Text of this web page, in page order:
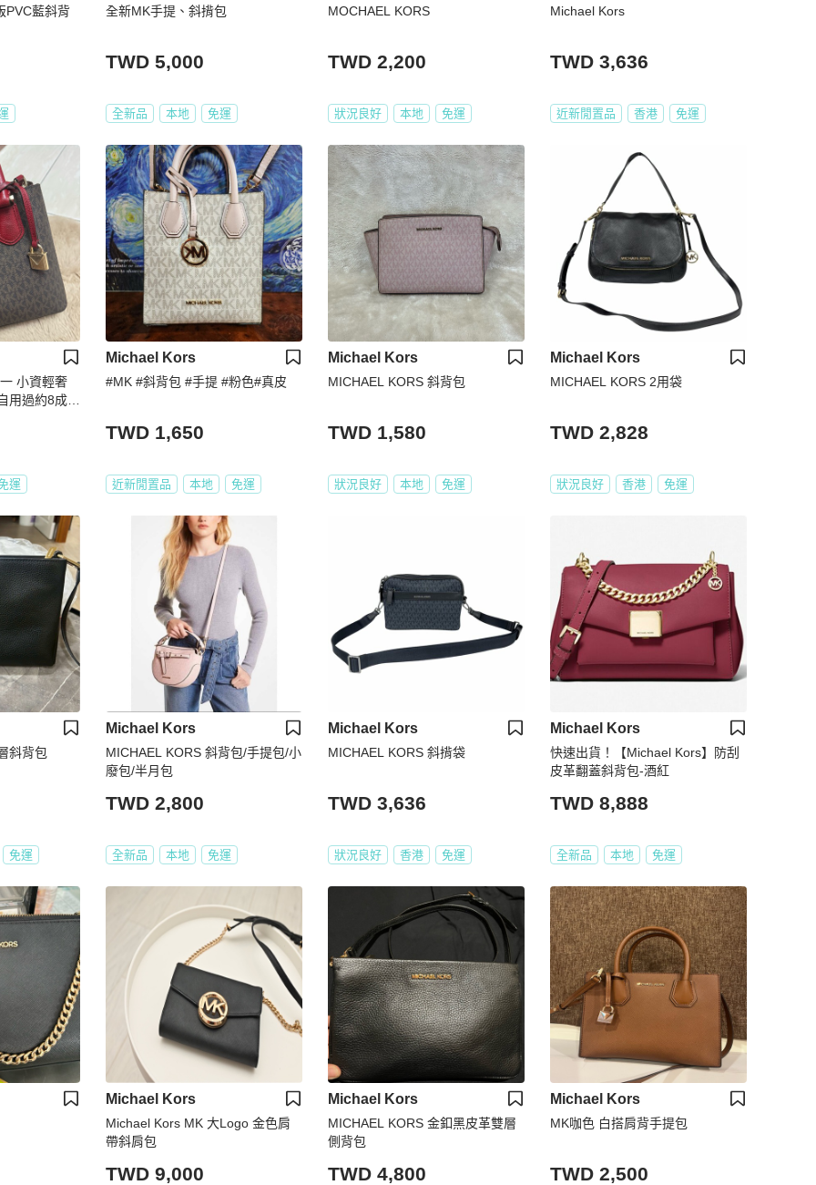
PVC藍斜背 全新MK手提、斜揹包
TWD 5,000
全新品 本地 免運
MOCHAEL KORS
TWD 2,200
狀況良好 本地 免運
Michael Kors
TWD 3,636
近新閒置品 香港 免運
小資輕奢
用過約8成新
運
Michael Kors
#MK #斜背包 #手提 #粉色#真皮
TWD 1,650
近新閒置品 本地 免運
Michael Kors
MICHAEL KORS 斜背包
TWD 1,580
狀況良好 本地 免運
Michael Kors
MICHAEL KORS 2用袋
TWD 2,828
狀況良好 香港 免運
斜背包
免運
Michael Kors
MICHAEL KORS 斜背包/手提包/小
廢包/半月包
TWD 2,800
全新品 本地 免運
Michael Kors
MICHAEL KORS 斜揹袋
TWD 3,636
狀況良好 香港 免運
Michael Kors
快速出貨！【Michael Kors】防刮
皮革翻蓋斜背包-酒紅
TWD 8,888
全新品 本地 免運
Michael Kors
Michael Kors MK 大Logo 金色肩
帶斜肩包
TWD 9,000
Michael Kors
MICHAEL KORS 金釦黑皮革雙層
側背包
TWD 4,800
Michael Kors
MK咖色 白搭肩背手提包
TWD 2,500